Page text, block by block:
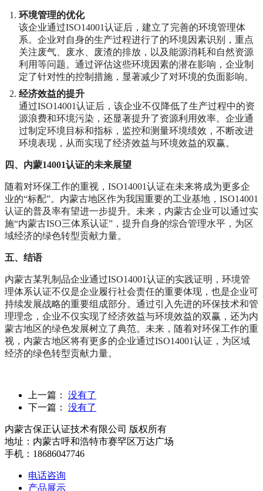
环境管理的优化
该企业通过ISO14001认证后，建立了完善的环境管理体
系。企业对自身的生产过程进行了的环境因素识别，重点
关注废气、废水、废渣的排放，以及能源消耗和自然资源
利用等问题。通过评估这些环境因素的潜在影响，企业制
定了针对性的控制措施，显著减少了对环境的负面影响。
经济效益的提升
通过ISO14001认证后，该企业不仅降低了生产过程中的资
源浪费和环境污染，还显著提升了资源利用效率。企业通
过制定环境目标和指标，监控和测量环境绩效，不断改进
环境表现，从而实现了经济效益与环境效益的双赢。
四、内蒙14001认证的未来展望
随着对环保工作的重视，ISO14001认证在未来将成为更多企
业的“标配”。内蒙古地区作为我国重要的工业基地，ISO14001
认证的普及率有望进一步提升。未来，内蒙古企业可以通过实
施“内蒙古ISO三体系认证”，提升自身的综合管理水平，为区
域经济的绿色转型贡献力量。
五、结语
内蒙古某乳制品企业通过ISO14001认证的实践证明，环境管
理体系认证不仅是企业履行社会责任的重要体现，也是企业可
持续发展战略的重要组成部分。通过引入先进的环保技术和管
理理念，企业不仅实现了经济效益与环境效益的双赢，还为内
蒙古地区的绿色发展树立了典范。未来，随着对环保工作的重
视，内蒙古地区将有更多的企业通过ISO14001认证，为区域
经济的绿色转型贡献力量。
上一篇：
没有了
下一篇：
没有了
内蒙古保正认证技术有限公司 版权所有
地址：内蒙古呼和浩特市赛罕区万达广场
手机：18686047746
电话咨询
产品展示